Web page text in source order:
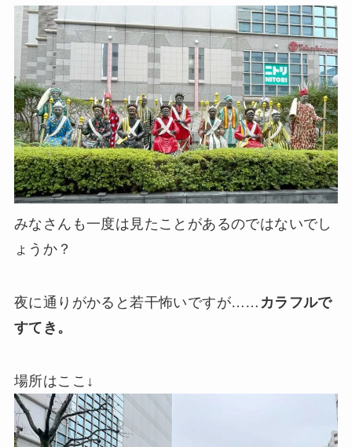
みなさんも一度は見たことがあるのではないでし
ょうか？
夜に通りがかると若干怖いですが…… カラフルで
すてき。
場所はここ↓